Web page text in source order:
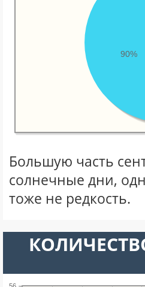
90%
Большую часть
солнечные дни,
тоже не редкость.